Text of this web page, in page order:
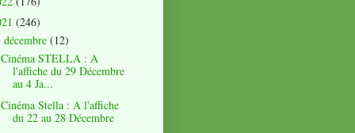
(246)
décembre (12)
Cinéma STELLA : A
l'affiche du 29 Décembre
au 4 Ja...
Cinéma Stella : A l'affiche
du 22 au 28 Décembre